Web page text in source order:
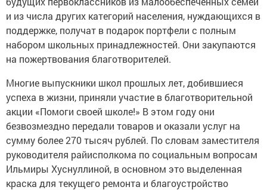
и из числа других категорий населения, нуждающихся в
поддержке, получат в подарок портфели с полным
набором школьных принадлежностей. Они закупаются
на пожертвования благотворителей.
Многие выпускники школ прошлых лет, добившиеся
успеха в жизни, приняли участие в благотворительной
акции «Помоги своей школе!» В этом году они
безвозмездно передали товаров и оказали услуг на
сумму более 270 тысяч рублей. По словам заместителя
руководителя райисполкома по социальным вопросам
Ильмиры Хуснуллиной, в основном это выделенная
краска для текущего ремонта и благоустройство